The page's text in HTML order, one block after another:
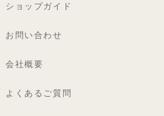
ショップガイド
お問い合わせ
会社概要
よくあるご質問